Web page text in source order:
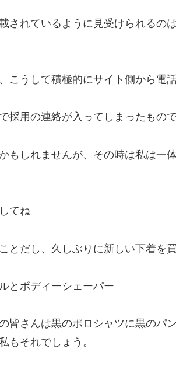
されているように見受けられるの
こうして積極的にサイト側から電
採用の連絡が入ってしまったもの
もしれませんが、その時は私は一
てね
とだし、久しぶりに新しい下着を買
とボディーシェーパー
皆さんは黒のポロシャツに黒のパ
もそれでしょう。